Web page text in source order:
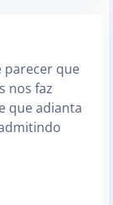
parecer que
nos faz
que adianta